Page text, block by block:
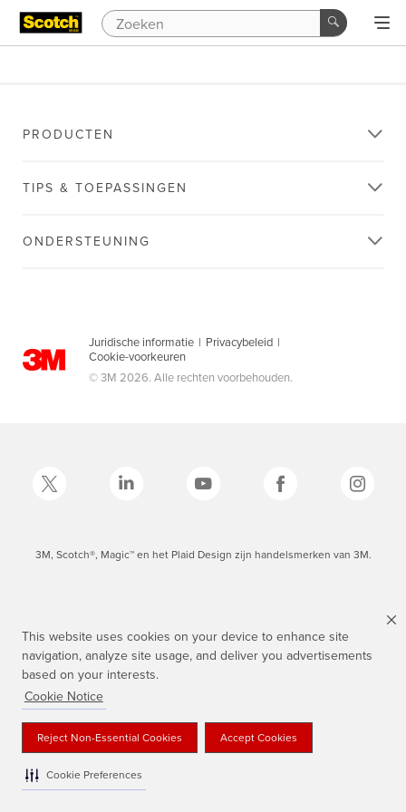
This website uses cookies on your device to enhance site
navigation, analyze site usage, and deliver you advertisements
based on your interests.
Cookie Notice
Reject Non-Essential Cookies Accept Cookies
Cookie Preferences
PRODUCTEN
TIPS & TOEPASSINGEN
ONDERSTEUNING
Juridische informatie | Privacybeleid |
Cookie-voorkeuren
© 3M 2026. Alle rechten voorbehouden.
3M, Scotch®, Magic™ en het Plaid Design zijn handelsmerken van 3M.